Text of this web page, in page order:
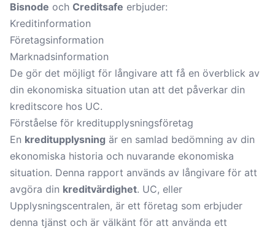
Bisnode och Creditsafe erbjuder:
Kreditinformation
Företagsinformation
Marknadsinformation
De gör det möjligt för långivare att få en överblick av
din ekonomiska situation utan att det påverkar din
kreditscore hos UC.
Förståelse för kreditupplysningsföretag
En kreditupplysning är en samlad bedömning av din
ekonomiska historia och nuvarande ekonomiska
situation. Denna rapport används av långivare för att
avgöra din kreditvärdighet. UC, eller
Upplysningscentralen, är ett företag som erbjuder
denna tjänst och är välkänt för att använda ett